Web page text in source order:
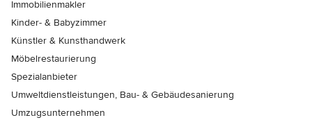
Immobilienmakler
Kinder- & Babyzimmer
Künstler & Kunsthandwerk
Möbelrestaurierung
Spezialanbieter
Umweltdienstleistungen, Bau- & Gebäudesanierung
Umzugsunternehmen